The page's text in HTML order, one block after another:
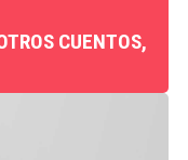
CUENTOS,